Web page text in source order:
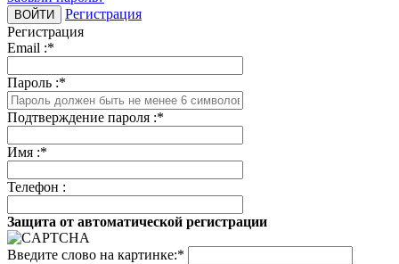
Регистрация
Регистрация
Email :*
Пароль :*
Подтверждение пароля :*
Имя :*
Телефон :
Защита от автоматической регистрации
Введите слово на картинке:*